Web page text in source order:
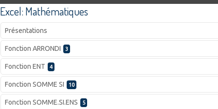
Excel: Mathématiques
Présentations
Fonction ARRONDI 3
Fonction ENT 4
Fonction SOMME SI 10
Fonction SOMME.SI.ENS 5